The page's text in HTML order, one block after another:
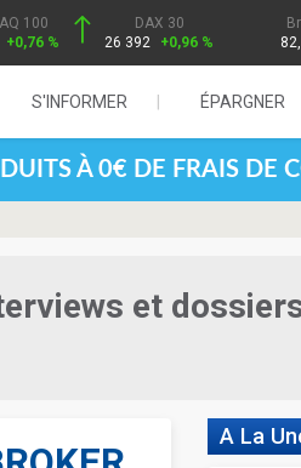
100
+0,76 %
DAX 30
26 392
+0,96 %
S'INFORMER ÉPARGNER
À 0€ DE FRAIS DE
et
A La